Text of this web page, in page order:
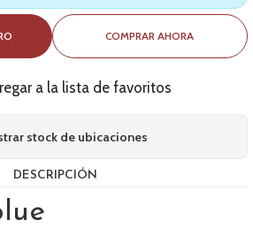
COMPRAR AHORA
a la lista de favoritos
stock de ubicaciones
DESCRIPCIÓN